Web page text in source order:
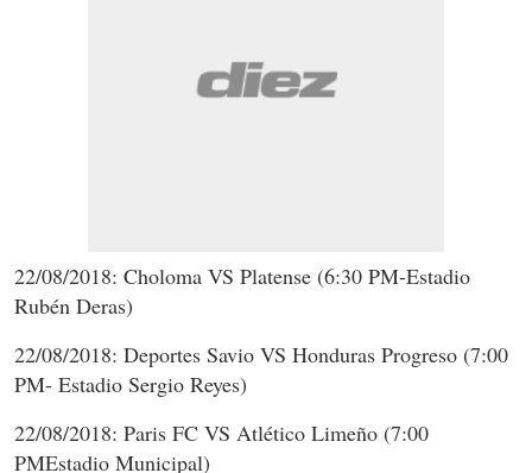
22/08/2018: Choloma VS Platense (6:30 PM-Estadio
Rubén Deras)
22/08/2018: Deportes Savio VS Honduras Progreso (7:00
PM- Estadio Sergio Reyes)
22/08/2018: Paris FC VS Atlético Limeño (7:00
PMEstadio Municipal)